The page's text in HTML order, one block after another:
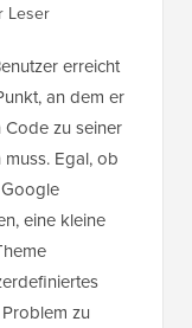
Leser
erreicht
an dem er
zu seiner
Egal, ob
eine kleine
zu